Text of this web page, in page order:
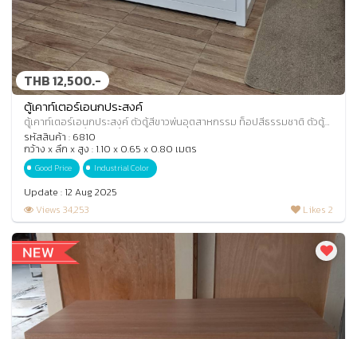
THB 12,500.-
ตู้เคาท์เตอร์เอนกประสงค์
ตู้เคาท์เตอร์เอนกประสงค์ ตัวตู้สีขาวพ่นอุตสาหกรรม ท็อปสีธรรมชาติ ตัวตู้
ทำบาน 1 บาน ลิ้นชัก 4 ลิ้นชัก
รหัสสินค้า : 6810
กว้าง x ลึก x สูง : 1.10 x 0.65 x 0.80 เมตร
Good Price Industrial Color
Update : 12 Aug 2025
Views 34,253
Likes 2